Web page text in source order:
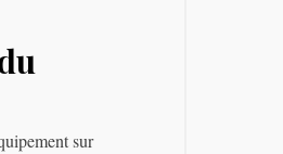
sur